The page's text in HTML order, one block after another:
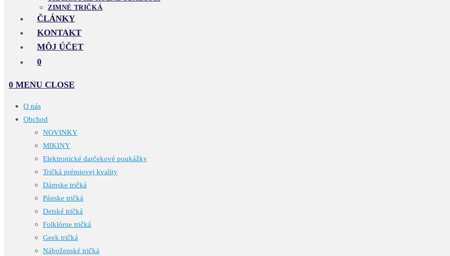
ZIMNÉ TRIČKÁ
ČLÁNKY
KONTAKT
MÔJ ÚČET
0
0 MENU CLOSE
O nás
Obchod
NOVINKY
MIKINY
Elektronické darčekové poukážky
Tričká prémiovej kvality
Dámske tričká
Pánske tričká
Detské tričká
Folklórne tričká
Geek tričká
Náboženské tričká